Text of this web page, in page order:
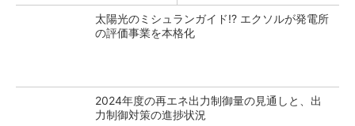
太陽光のミシュランガイド!? エクソルが発電所
の評価事業を本格化
2024年度の再エネ出力制御量の見通しと、出
力制御対策の進捗状況